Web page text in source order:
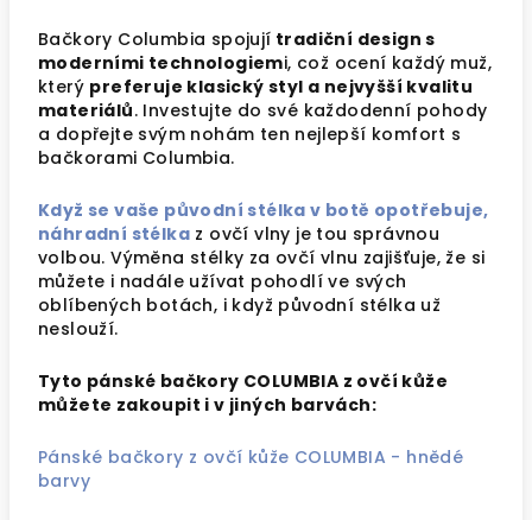
Bačkory Columbia spojují tradiční design s
moderními technologiemi, což ocení každý muž,
který preferuje klasický styl a nejvyšší kvalitu
materiálů. Investujte do své každodenní pohody
a dopřejte svým nohám ten nejlepší komfort s
bačkorami Columbia.
Když se vaše původní stélka v botě opotřebuje,
náhradní stélka z ovčí vlny je tou správnou
volbou. Výměna stélky za ovčí vlnu zajišťuje, že si
můžete i nadále užívat pohodlí ve svých
oblíbených botách, i když původní stélka už
neslouží.
Tyto pánské bačkory COLUMBIA z ovčí kůže
můžete zakoupit i v jiných barvách:
Pánské bačkory z ovčí kůže COLUMBIA - hnědé
barvy